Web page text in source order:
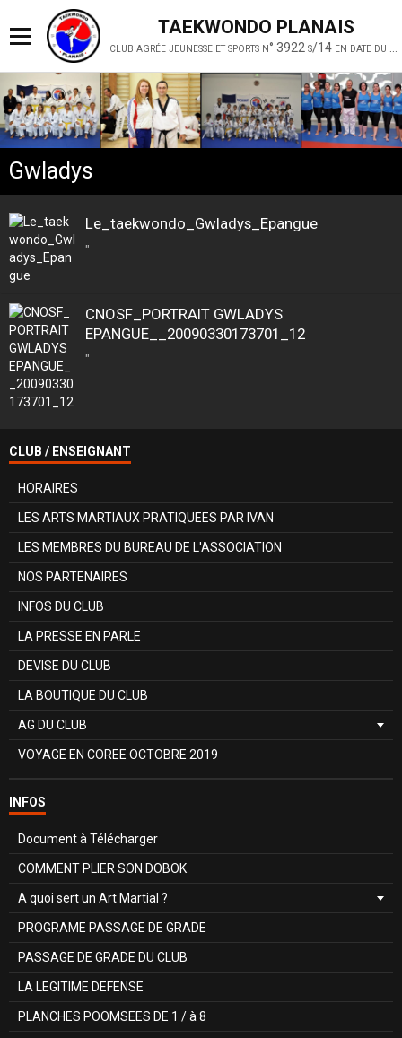
TAEKWONDO PLANAIS
Gwladys
Le_taekwondo_Gwladys_Epangue
"
CNOSF_PORTRAIT GWLADYS
EPANGUE__20090330173701_12
"
CLUB / ENSEIGNANT
HORAIRES
LES ARTS MARTIAUX PRATIQUEES PAR IVAN
LES MEMBRES DU BUREAU DE L'ASSOCIATION
NOS PARTENAIRES
INFOS DU CLUB
LA PRESSE EN PARLE
DEVISE DU CLUB
LA BOUTIQUE DU CLUB
AG DU CLUB
VOYAGE EN COREE OCTOBRE 2019
INFOS
Document à Télécharger
COMMENT PLIER SON DOBOK
A quoi sert un Art Martial ?
PROGRAME PASSAGE DE GRADE
PASSAGE DE GRADE DU CLUB
LA LEGITIME DEFENSE
PLANCHES POOMSEES DE 1 / à 8